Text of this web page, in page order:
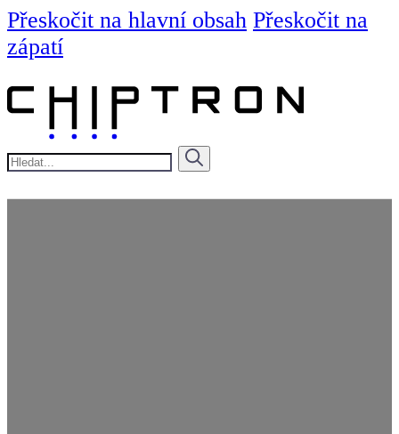
Přeskočit na hlavní obsah Přeskočit na
zápatí
Hledat